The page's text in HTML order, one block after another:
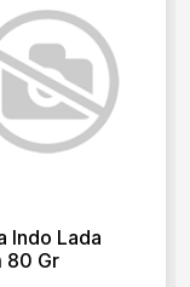
Indo Lada
80 Gr